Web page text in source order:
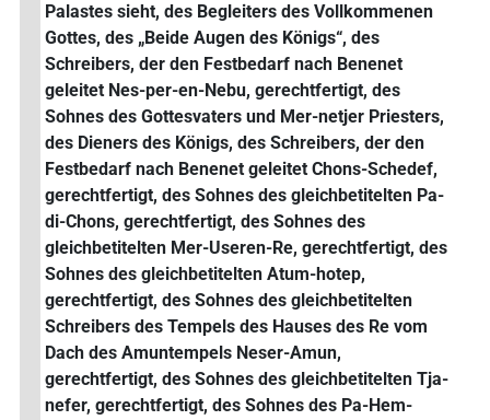
Palastes sieht, des Begleiters des Vollkommenen
Gottes, des „Beide Augen des Königs“, des
Schreibers, der den Festbedarf nach Benenet
geleitet Nes-per-en-Nebu, gerechtfertigt, des
Sohnes des Gottesvaters und Mer-netjer Priesters,
des Dieners des Königs, des Schreibers, der den
Festbedarf nach Benenet geleitet Chons-Schedef,
gerechtfertigt, des Sohnes des gleichbetitelten Pa-
di-Chons, gerechtfertigt, des Sohnes des
gleichbetitelten Mer-Useren-Re, gerechtfertigt, des
Sohnes des gleichbetitelten Atum-hotep,
gerechtfertigt, des Sohnes des gleichbetitelten
Schreibers des Tempels des Hauses des Re vom
Dach des Amuntempels Neser-Amun,
gerechtfertigt, des Sohnes des gleichbetitelten Tja-
nefer, gerechtfertigt, des Sohnes des Pa-Hem-